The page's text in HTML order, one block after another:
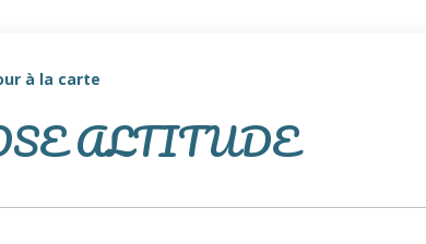
à la carte
ALTITUDE